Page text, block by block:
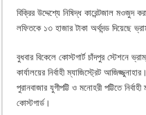
বিক্রির উদ্দেশ্যে নিষিদ্ধ কারেন্টজাল
লফিতকে ১৩ হাজার টাকা অর্থদন্ড দিয়েছে
বুধবার বিকেলে কোস্টগার্ট চাঁদপুর স্টেশনে
কার্যালয়ের নির্বাহী ম্যাজিস্ট্রেট
পুরানবাজার যুগীপট্টি ও মনোহরী পট্টিতে
কোস্টগার্ড।